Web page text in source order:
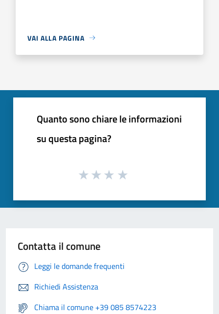
VAI ALLA PAGINA
Quanto sono chiare le informazioni
su questa pagina?
Contatta il comune
Leggi le domande frequenti
Richiedi Assistenza
Chiama il comune +39 085 8574223